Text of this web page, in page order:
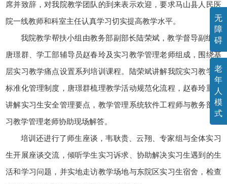
无
障
碍
老
年
人
模
式
席并致辞，对我院教学团队的到来表示欢迎，要求马山县人民医
院一线教师和科室主任认真学习切实提高教学水平。
我院教学帮扶小组由教务部副部长陆荣斌，教学督导副组长
唐璟群、学工部辅导员赵春玲及实习教学管理老师组成，围绕基
层实习教学痛点设置系列培训课程。陆荣斌讲解我院实习教学的
标准化管理制度，唐璟群梳理教学活动规范化流程，赵春玲重点
讲解实习生安全管理要点，教学管理系统软件工程师与教务部实
习教学管理老师协助现场解答。
培训还进行了师生座谈，韦耿贵、云翔、专家组与全体实习
生开展座谈交流，倾听学生实习诉求、协助解决实习生遇到的生
活和学习问题，并实地走访教学场地与东院区实习生宿舍，检查